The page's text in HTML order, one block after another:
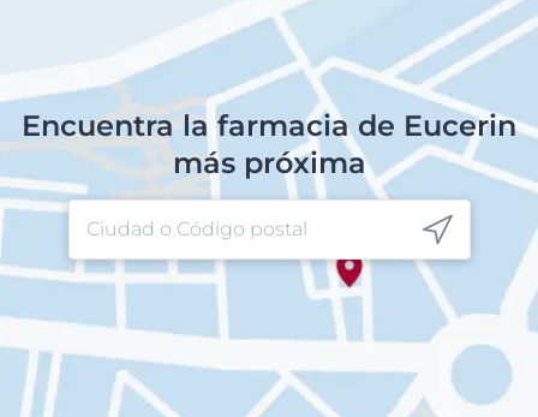
Encuentra la farmacia de Eucerin
más próxima